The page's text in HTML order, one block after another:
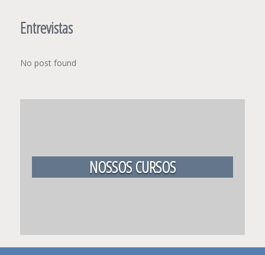
Entrevistas
No post found
NOSSOS CURSOS